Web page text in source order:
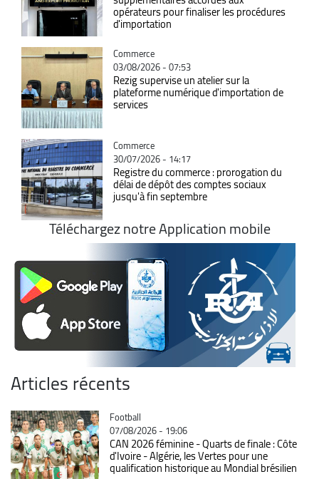
opérateurs pour finaliser les procédures
d'importation
Catégorie
Commerce
03/08/2026 - 07:53
Rezig supervise un atelier sur la
plateforme numérique d'importation de
services
Catégorie
Commerce
30/07/2026 - 14:17
Registre du commerce : prorogation du
délai de dépôt des comptes sociaux
jusqu'à fin septembre
Téléchargez notre Application mobile
Articles récents
Catégorie
Football
07/08/2026 - 19:06
CAN 2026 féminine - Quarts de finale : Côte
d'Ivoire - Algérie, les Vertes pour une
qualification historique au Mondial brésilien